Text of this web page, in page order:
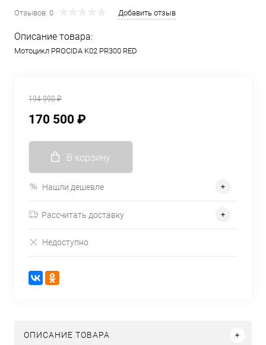
Отзывов: 0 Добавить отзыв
Описание товара:
Мотоцикл PROCIDA K02 PR300 RED
194 990 ₽
170 500 ₽
В корзину
Нашли дешевле
Рассчитать доставку
Недоступно
ОПИСАНИЕ ТОВАРА